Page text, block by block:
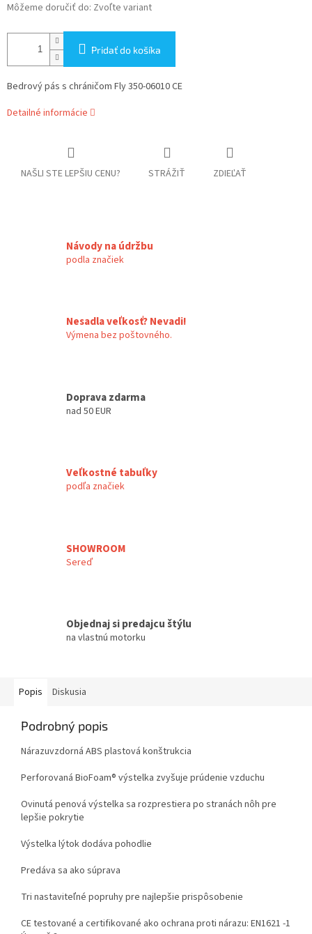
Môžeme doručiť do: Zvoľte variant
Pridať do košíka
Bedrový pás s chráničom Fly 350-06010 CE
Detailné informácie
NAŠLI STE LEPŠIU CENU? STRÁŽIŤ ZDIEĽAŤ
Návody na údržbu
podla značiek
Nesadla veľkosť? Nevadi!
Výmena bez poštovného.
Doprava zdarma
nad 50 EUR
Veľkostné tabuľky
podľa značiek
SHOWROOM
Sereď
Objednaj si predajcu štýlu
na vlastnú motorku
Popis Diskusia
Podrobný popis
Nárazuvzdorná ABS plastová konštrukcia
Perforovaná BioFoam® výstelka zvyšuje prúdenie vzduchu
Ovinutá penová výstelka sa rozprestiera po stranách nôh pre
lepšie pokrytie
Výstelka lýtok dodáva pohodlie
Predáva sa ako súprava
Tri nastaviteľné popruhy pre najlepšie prispôsobenie
CE testované a certifikované ako ochrana proti nárazu: EN1621 -1